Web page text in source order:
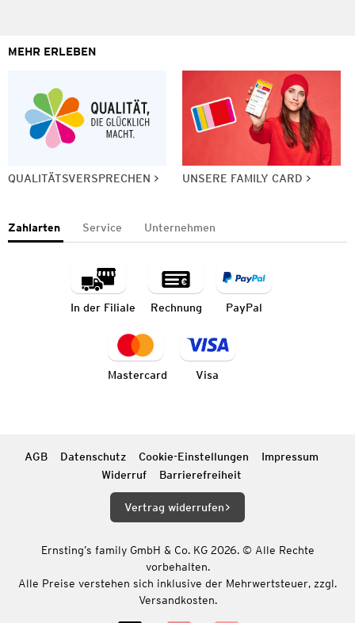
MEHR ERLEBEN
QUALITÄTSVERSPRECHEN UNSERE FAMILY CARD
Zahlarten Service Unternehmen
In der Filiale Rechnung PayPal
Mastercard Visa
AGB Datenschutz Cookie-Einstellungen
Impressum
Widerruf
Barrierefreiheit
Vertrag widerrufen
Ernsting’s family GmbH & Co. KG 2026. © Alle Rechte
vorbehalten.
Alle Preise verstehen sich inklusive der Mehrwertsteuer, zzgl.
Versandkosten.